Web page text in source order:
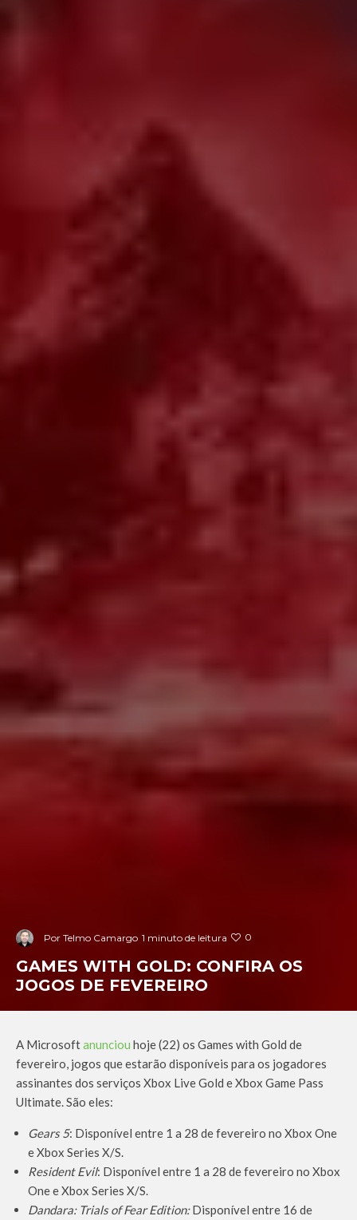
Por Telmo Camargo 1 minuto de leitura 0
GAMES WITH GOLD: CONFIRA OS
JOGOS DE FEVEREIRO
A Microsoftanunciou hoje (22) os Games with Gold de
fevereiro, jogos que estarão disponíveis para os jogadores
assinantes dos serviços Xbox Live Gold e Xbox Game Pass
Ultimate. São eles:
Gears 5: Disponível entre 1 a 28 de fevereiro no Xbox One
e Xbox Series X/S.
Resident Evil: Disponível entre 1 a 28 de fevereiro no Xbox
One e Xbox Series X/S.
Dandara: Trials of Fear Edition:Disponível entre 16 de